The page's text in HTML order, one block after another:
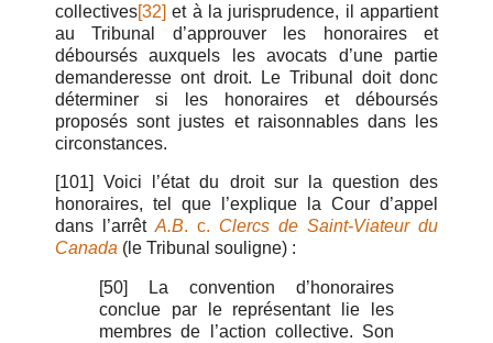
collectives[32] et à la jurisprudence, il appartient
au Tribunal d’approuver les honoraires et
déboursés auxquels les avocats d’une partie
demanderesse ont droit. Le Tribunal doit donc
déterminer si les honoraires et déboursés
proposés sont justes et raisonnables dans les
circonstances.
[101] Voici l’état du droit sur la question des
honoraires, tel que l’explique la Cour d’appel
dans l’arrêtA.B. c. Clercs de Saint-Viateur du
Canada (le Tribunal souligne) :
[50] La convention d’honoraires
conclue par le représentant lie les
membres de l’action collective. Son